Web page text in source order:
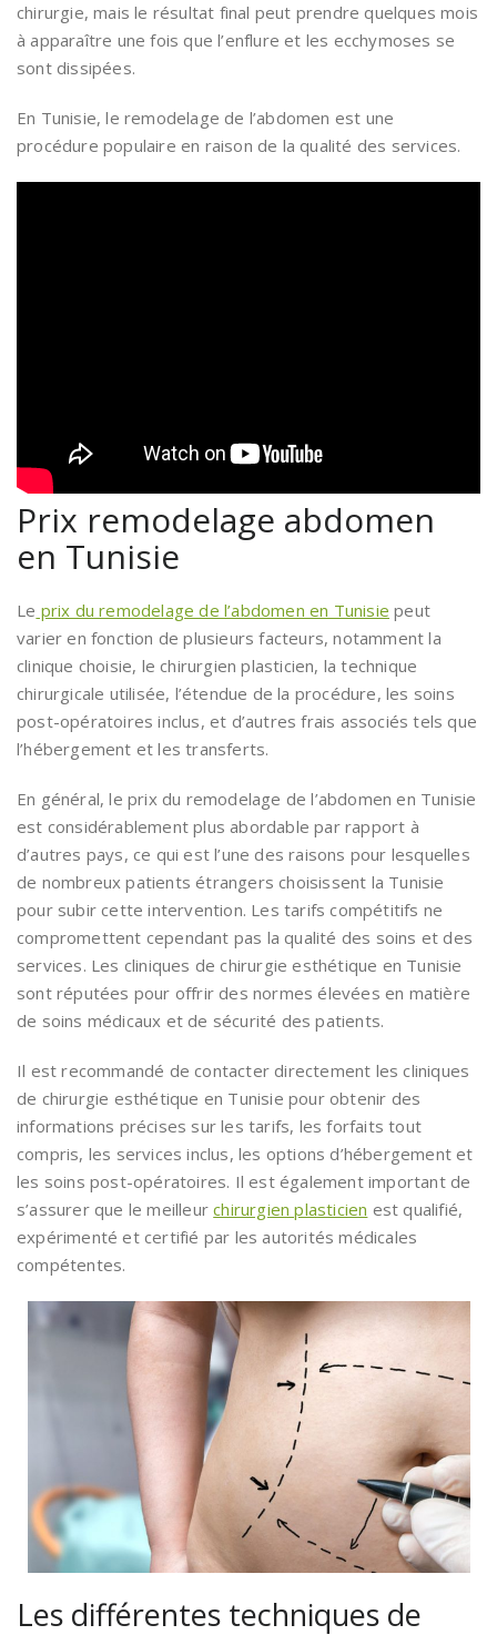
chirurgie, mais le résultat final peut prendre quelques mois
à apparaître une fois que l’enflure et les ecchymoses se
sont dissipées.
En Tunisie, le remodelage de l’abdomen est une
procédure populaire en raison de la qualité des services.
Prix remodelage abdomen
en Tunisie
Le prix du remodelage de l’abdomen en Tunisie peut
varier en fonction de plusieurs facteurs, notamment la
clinique choisie, le chirurgien plasticien, la technique
chirurgicale utilisée, l’étendue de la procédure, les soins
post-opératoires inclus, et d’autres frais associés tels que
l’hébergement et les transferts.
En général, le prix du remodelage de l’abdomen en Tunisie
est considérablement plus abordable par rapport à
d’autres pays, ce qui est l’une des raisons pour lesquelles
de nombreux patients étrangers choisissent la Tunisie
pour subir cette intervention. Les tarifs compétitifs ne
compromettent cependant pas la qualité des soins et des
services. Les cliniques de chirurgie esthétique en Tunisie
sont réputées pour offrir des normes élevées en matière
de soins médicaux et de sécurité des patients.
Il est recommandé de contacter directement les cliniques
de chirurgie esthétique en Tunisie pour obtenir des
informations précises sur les tarifs, les forfaits tout
compris, les services inclus, les options d’hébergement et
les soins post-opératoires. Il est également important de
s’assurer que le meilleurchirurgien plasticien est qualifié,
expérimenté et certifié par les autorités médicales
compétentes.
Les différentes techniques de